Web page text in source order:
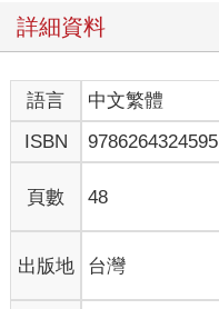
詳細資料
語言 中文繁體
ISBN
9786264324595
頁數 48
出版地 台灣